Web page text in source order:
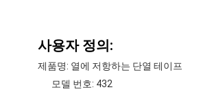
사용자 정의:
제품명: 열에 저항하는 단열 테이프
모델 번호: 432